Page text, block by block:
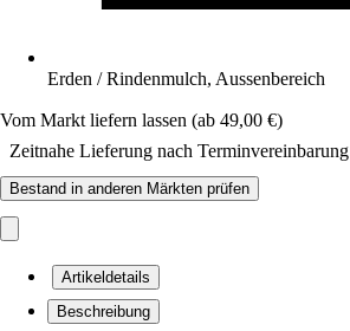
Erden / Rindenmulch, Aussenbereich
Vom Markt liefern lassen (ab 49,00 €)
Zeitnahe Lieferung nach Terminvereinbarung
Bestand in anderen Märkten prüfen
Artikeldetails
Beschreibung